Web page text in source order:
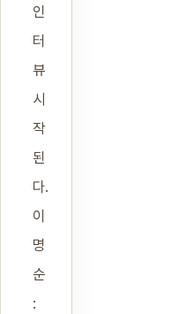
인
터
뷰
시
작
된
다.
이
명
순
: